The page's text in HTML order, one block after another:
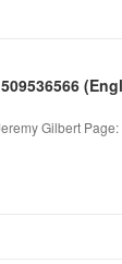
Gilbert